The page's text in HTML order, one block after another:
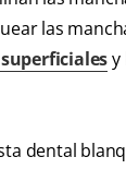
las
y
dental